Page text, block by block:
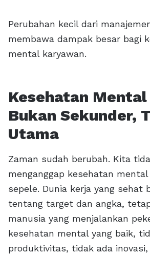
Perubahan kecil dari
membawa dampak besar bagi
mental karyawan.
Kesehatan
Bukan Sekunder,
Utama
Zaman sudah berubah. Kita
menganggap kesehatan
sepele. Dunia kerja yang sehat
tentang target dan angka,
manusia yang menjalankan
kesehatan mental yang baik,
produktivitas, tidak ada